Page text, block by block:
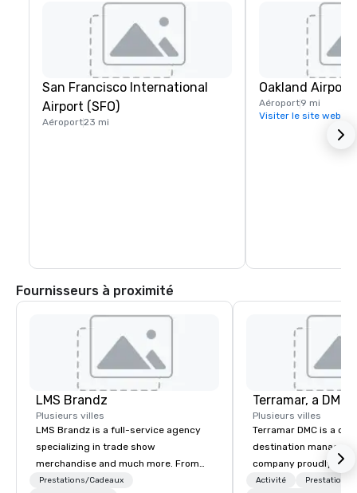
San Francisco International
Airport (SFO)
Aéroport23 mi
Oakland Airport
Aéroport9 mi
Visiter le site web
Fournisseurs à proximité
LMS Brandz
Plusieurs villes
LMS Brandz is a full-service agency
specializing in trade show
merchandise and much more. From
booth giveaways and branded apparel
Prestations/Cadeaux
Plusieurs villes
Terramar DMC is a
destination
company proudly
years in business.
Activité
Prestations/